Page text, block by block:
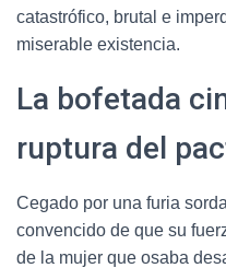
catastrófico, brutal e
miserable existencia.
La bofetada
ruptura del
Cegado por una furia
convencido de que su
de la mujer que osaba